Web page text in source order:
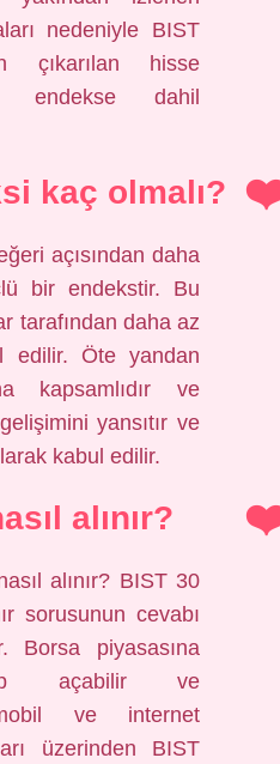
nedeniyle BIST
çıkarılan hisse
endekse dahil
kaç olmalı?
açısından daha
bir endekstir. Bu
tarafından daha az
edilir. Öte yandan
kapsamlıdır ve
yansıtır ve
kabul edilir.
alınır?
alınır? BIST 30
sorusunun cevabı
Borsa piyasasına
açabilir ve
mobil ve internet
üzerinden BIST